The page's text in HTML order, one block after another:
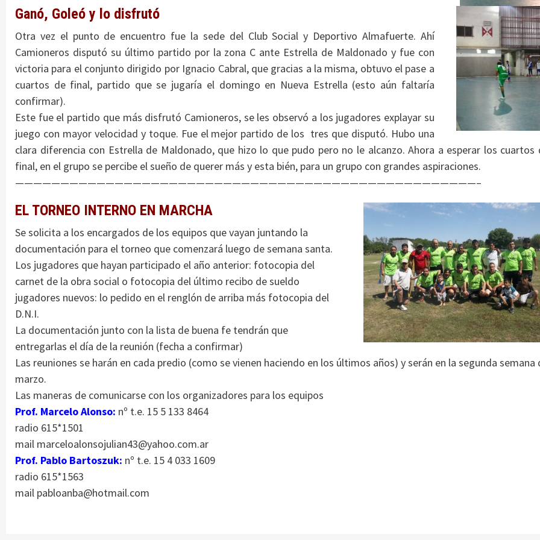
Ganó, Goleó y lo disfrutó
Otra vez el punto de encuentro fue la sede del Club Social y Deportivo Almafuerte. Ahí
Camioneros disputó su último partido por la zona C ante Estrella de Maldonado y fue con
victoria para el conjunto dirigido por Ignacio Cabral, que gracias a la misma, obtuvo el pase a
cuartos de final, partido que se jugaría el domingo en Nueva Estrella (esto aún faltaría
confirmar).
Este fue el partido que más disfrutó Camioneros, se les observó a los jugadores explayar su
juego con mayor velocidad y toque. Fue el mejor partido de los tres que disputó. Hubo una
clara diferencia con Estrella de Maldonado, que hizo lo que pudo pero no le alcanzo. Ahora a esperar los cuartos
final, en el grupo se percibe el sueño de querer más y esta bién, para un grupo con grandes aspiraciones.
———————————————————————————————————————————————————–
EL TORNEO INTERNO EN MARCHA
Se solicita a los encargados de los equipos que vayan juntando la
documentación para el torneo que comenzará luego de semana santa.
Los jugadores que hayan participado el año anterior: fotocopia del
carnet de la obra social o fotocopia del último recibo de sueldo
jugadores nuevos: lo pedido en el renglón de arriba más fotocopia del
D.N.I.
La documentación junto con la lista de buena fe tendrán que
entregarlas el día de la reunión (fecha a confirmar)
Las reuniones se harán en cada predio (como se vienen haciendo en los últimos años) y serán en la segunda semana
marzo.
Las maneras de comunicarse con los organizadores para los equipos
Prof. Marcelo Alonso: nº t.e. 15 5 133 8464
radio 615*1501
mail marceloalonsojulian43@yahoo.com.ar
Prof. Pablo Bartoszuk: nº t.e. 15 4 033 1609
radio 615*1563
mail pabloanba@hotmail.com